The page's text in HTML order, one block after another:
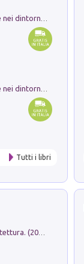
Ruderi delle ville Romano Sabine nei dintorni di Poggio Mirteto. Illustrati dal dott.re prof.re cav.re Ercole Nardi regio ispettore degli scavi e monumenti. Anno 1885. Tavole e studio. Con 25 tavole fuori testo in cartella editoriale
Tutti i libri
Dromos. Libro periodico di architettura. (2026). Vol. 15: Post-model